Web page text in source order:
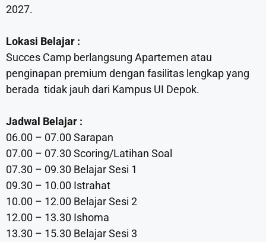
2027.
Lokasi Belajar :
Succes Camp berlangsung Apartemen atau
penginapan premium dengan fasilitas lengkap yang
berada tidak jauh dari Kampus UI Depok.
Jadwal Belajar :
06.00 – 07.00 Sarapan
07.00 – 07.30 Scoring/Latihan Soal
07.30 – 09.30 Belajar Sesi 1
09.30 – 10.00 Istrahat
10.00 – 12.00 Belajar Sesi 2
12.00 – 13.30 Ishoma
13.30 – 15.30 Belajar Sesi 3